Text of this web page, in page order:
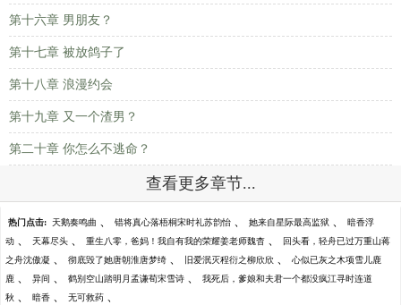
第十六章 男朋友？
第十七章 被放鸽子了
第十八章 浪漫约会
第十九章 又一个渣男？
第二十章 你怎么不逃命？
查看更多章节...
热门点击: 天鹅奏鸣曲 、 错将真心落梧桐宋时礼苏韵怡 、 她来自星际最高监狱 、 暗香浮
动 、 天幕尽头 、 重生八零，爸妈！我自有我的荣耀姜老师魏杳 、 回头看，轻舟已过万重山蒋
之舟沈傲凝 、 彻底毁了她唐朝淮唐梦绮 、 旧爱泯灭程衍之柳欣欣 、 心似已灰之木项雪儿鹿
鹿 、 异间 、 鹤别空山踏明月孟谦荀宋雪诗 、 我死后，爹娘和夫君一个都没疯江寻时连道
秋 、 暗香 、 无可救药 、